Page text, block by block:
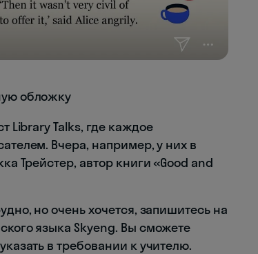
обложку
Library Talks, где каждое
Вчера, например, у них в
Трейстер, автор книги «Good and
но очень хочется, запишитесь на
языка Skyeng. Вы сможете
в требовании к учителю.